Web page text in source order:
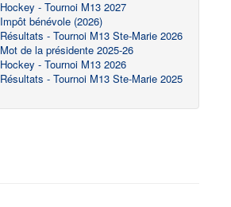
Hockey - Tournoi M13 2027
Impôt bénévole (2026)
Résultats - Tournoi M13 Ste-Marie 2026
Mot de la présidente 2025-26
Hockey - Tournoi M13 2026
Résultats - Tournoi M13 Ste-Marie 2025